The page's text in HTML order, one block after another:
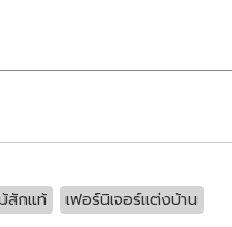
สักแท้ เฟอร์นิเจอร์แต่งบ้าน